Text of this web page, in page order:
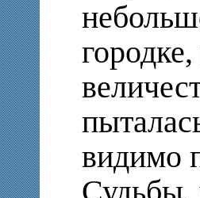
видимо